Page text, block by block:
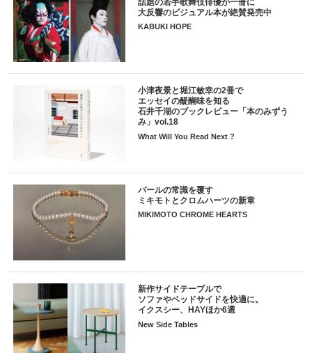
大反響のビジュアル本が絶賛発売中
KABUKI HOPE
小津夜景と堀江敏幸の2冊で
エッセイの醍醐味を知る
石井千湖のブックレビュー「本のみずう
み」vol.18
What Will You Read Next ?
パールの常識を覆す
ミキモトとクロムハーツの新章
MIKIMOTO CHROME HEARTS
新作サイドテーブルで
ソファやベッドサイドを快適に。
イクスシー、HAYほか6選
New Side Tables